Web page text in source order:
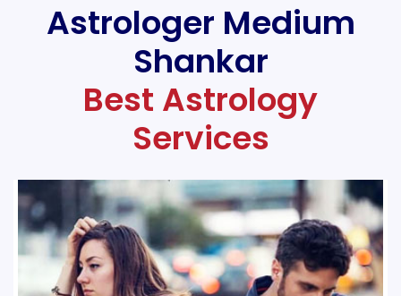
Astrologer Medium
Shankar
Best Astrology
Services